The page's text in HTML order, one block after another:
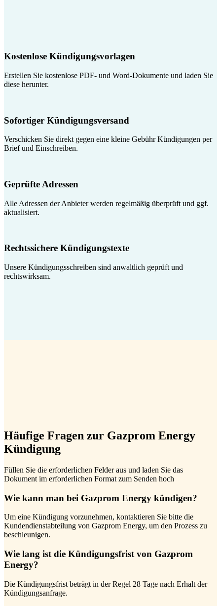
Kostenlose Kündigungsvorlagen
Erstellen Sie kostenlose PDF- und Word-Dokumente und laden Sie
diese herunter.
Sofortiger Kündigungsversand
Verschicken Sie direkt gegen eine kleine Gebühr Kündigungen per
Brief und Einschreiben.
Geprüfte Adressen
Alle Adressen der Anbieter werden regelmäßig überprüft und ggf.
aktualisiert.
Rechtssichere Kündigungstexte
Unsere Kündigungsschreiben sind anwaltlich geprüft und
rechtswirksam.
Häufige Fragen zur Gazprom Energy
Kündigung
Füllen Sie die erforderlichen Felder aus und laden Sie das
Dokument im erforderlichen Format zum Senden hoch
Wie kann man bei Gazprom Energy kündigen?
Um eine Kündigung vorzunehmen, kontaktieren Sie bitte die
Kundendienstabteilung von Gazprom Energy, um den Prozess zu
beschleunigen.
Wie lang ist die Kündigungsfrist von Gazprom
Energy?
Die Kündigungsfrist beträgt in der Regel 28 Tage nach Erhalt der
Kündigungsanfrage.